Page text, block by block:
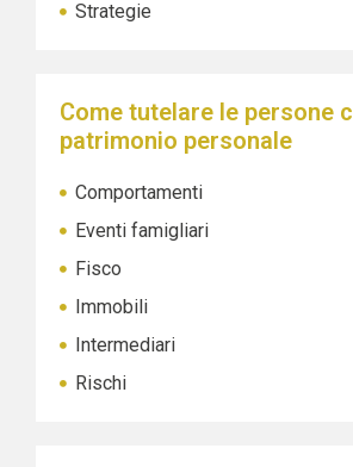
Strategie
Come tutelare le persone
patrimonio personale
Comportamenti
Eventi famigliari
Fisco
Immobili
Intermediari
Rischi